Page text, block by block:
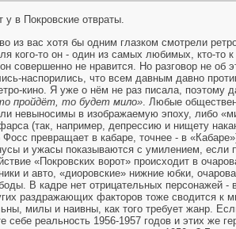
у в Покровские отвраты.
из вас хотя бы одним глазком смотрели
кого-то он - один из самых любимых, кто-то
совершенно не нравится. Но разговор не об
наспорились, что всем давным давно
кино. Я уже о нём не раз писала, поэтому
пройдёт, то будет мило» . Любые
невыносимы в изображаемую эпоху, либо
(так, например, депрессию и нищету
Фосс превращает в кабаре, точнее - в
и ужасы показываются с умилением, если
«Покровских ворот» происходит в
и авто, «диоровские» нижние юбки,
В кадре нет отрицательных персонажей -
раздражающих факторов тоже сводится к
милы и наивны, как того требует жанр.
себе реальность 1956-1957 годов и этих же